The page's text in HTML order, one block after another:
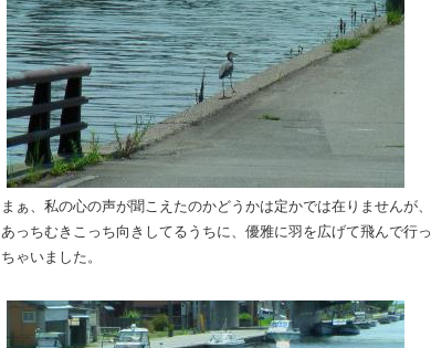
まぁ、私の心の声が聞こえたのかどうかは定かでは在りませんが、
あっちむきこっち向きしてるうちに、優雅に羽を広げて飛んで行っ
ちゃいました。